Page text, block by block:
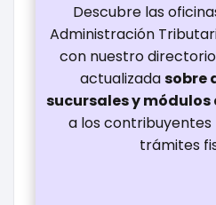
Descubre las
Administración
con nuestro
actualizadasobre
sucursales y módulos
a los contribuyentes
trámites